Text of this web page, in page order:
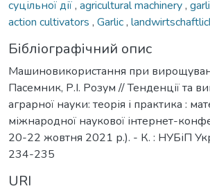
суцільної дії, agricultural machinery,
action cultivators , Garlic,
Бібліографічний опис
Машиновикористання при
Пасемник, Р.І. Розум // Тенденції та
аграрної науки: теорія і практика :
міжнародної наукової інтернет-
20-22 жовтня 2021 р.). - К. : НУБіП
234-235
URI